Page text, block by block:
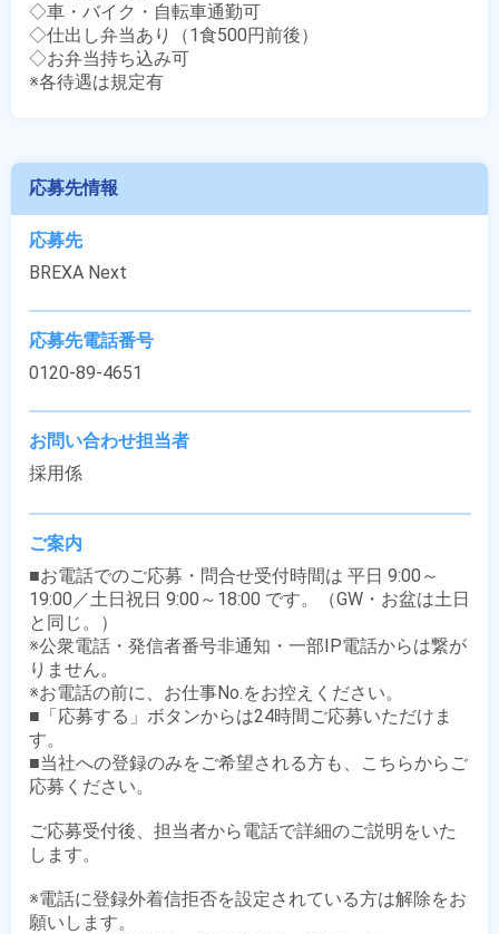
◇車・バイク・自転車通勤可
◇仕出し弁当あり（1食500円前後）
◇お弁当持ち込み可
※各待遇は規定有
応募先情報
応募先
BREXA Next
応募先電話番号
0120-89-4651
お問い合わせ担当者
採用係
ご案内
■お電話でのご応募・問合せ受付時間は 平日 9:00～
19:00／土日祝日 9:00～18:00 です。（GW・お盆は土日
と同じ。）
※公衆電話・発信者番号非通知・一部IP電話からは繋が
りません。
※お電話の前に、お仕事No.をお控えください。
■「応募する」ボタンからは24時間ご応募いただけま
す。
■当社への登録のみをご希望される方も、こちらからご
応募ください。
ご応募受付後、担当者から電話で詳細のご説明をいた
します。
※電話に登録外着信拒否を設定されている方は解除をお
願いします。